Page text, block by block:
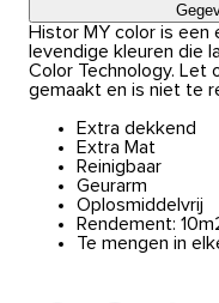
Histor MY color is
levendige kleuren die
Color Technology. Let
gemaakt en is niet te
Extra dekkend
Extra Mat
Reinigbaar
Geurarm
Oplosmiddelvrij
Rendement:
Te mengen in